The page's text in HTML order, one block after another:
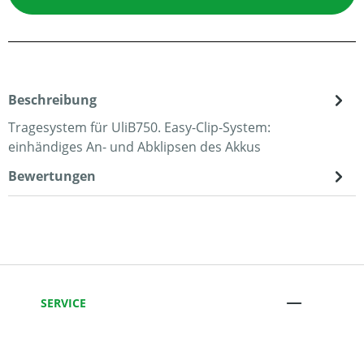
Beschreibung
Tragesystem für UliB750. Easy-Clip-System:
einhändiges An- und Abklipsen des Akkus
Bewertungen
SERVICE